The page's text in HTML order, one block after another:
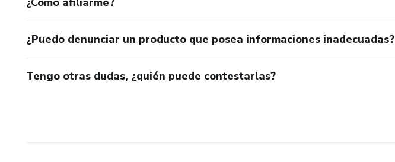
¿Puedo denunciar un producto que posea informaciones inadecuadas?
Tengo otras dudas, ¿quién puede contestarlas?